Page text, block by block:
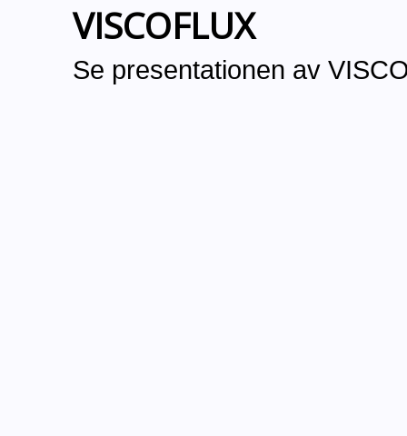
VISCOFLUX
Se presentationen av